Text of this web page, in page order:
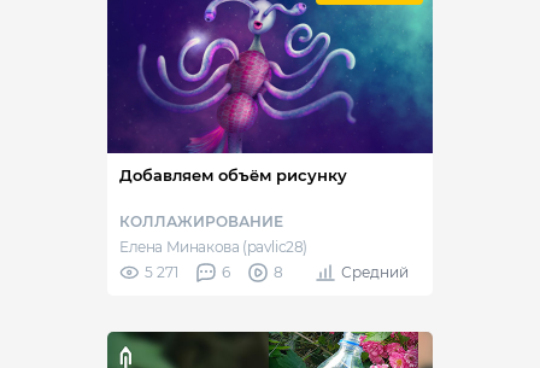
Добавляем объём рисунку
КОЛЛАЖИРОВАНИЕ
Елена Минакова (pavlic28)
5 271
6 8 Средний